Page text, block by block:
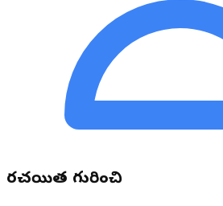
రచయిత గురించి